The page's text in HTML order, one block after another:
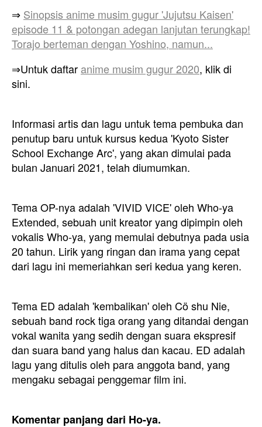
⇒ Sinopsis anime musim gugur 'Jujutsu Kaisen'
episode 11 & potongan adegan lanjutan terungkap!
Torajo berteman dengan Yoshino, namun...
⇒Untuk daftaranime musim gugur 2020, klik di
sini.
Informasi artis dan lagu untuk tema pembuka dan
penutup baru untuk kursus kedua 'Kyoto Sister
School Exchange Arc', yang akan dimulai pada
bulan Januari 2021, telah diumumkan.
Tema OP-nya adalah 'VIVID VICE' oleh Who-ya
Extended, sebuah unit kreator yang dipimpin oleh
vokalis Who-ya, yang memulai debutnya pada usia
20 tahun. Lirik yang ringan dan irama yang cepat
dari lagu ini memeriahkan seri kedua yang keren.
Tema ED adalah 'kembalikan' oleh Cö shu Nie,
sebuah band rock tiga orang yang ditandai dengan
vokal wanita yang sedih dengan suara ekspresif
dan suara band yang halus dan kacau. ED adalah
lagu yang ditulis oleh para anggota band, yang
mengaku sebagai penggemar film ini.
Komentar panjang dari Ho-ya.